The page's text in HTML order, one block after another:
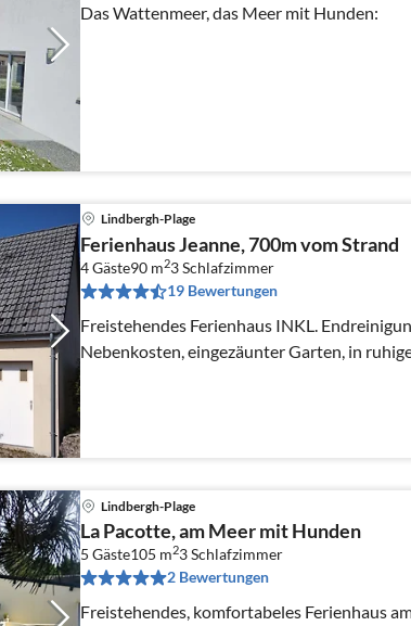
Das Wattenmeer, das Meer mit Hunden:
Lindbergh-Plage
Ferienhaus Jeanne, 700m vom Strand
4 Gäste90 m23Schlafzimmer
19 Bewertungen
Freistehendes Ferienhaus INKL. Endreinigung +
Nebenkosten, eingezäunter Garten, in
Lindbergh-Plage
La Pacotte, am Meer mit Hunden
5 Gäste105 m23Schlafzimmer
2 Bewertungen
Freistehendes, komfortabeles Ferienhaus